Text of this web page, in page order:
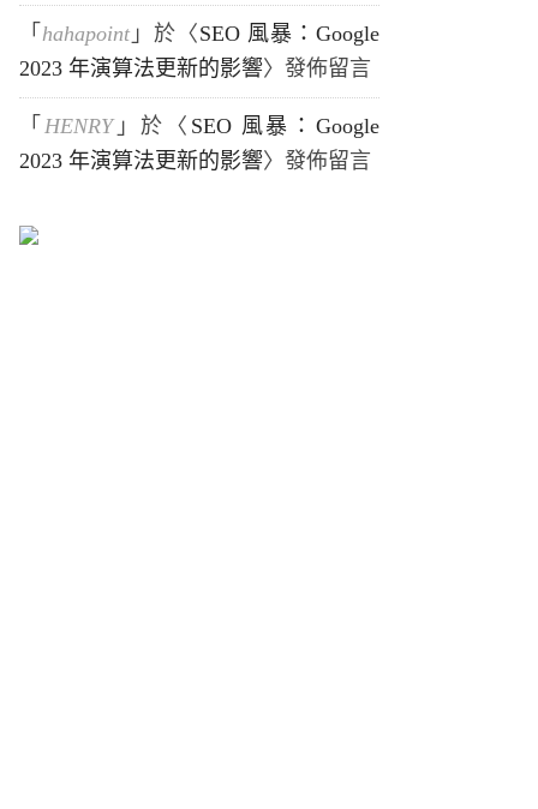
「 hahapoint 」於〈 SEO 風暴：Google
2023 年演算法更新的影響〉發佈留言
「 HENRY」於〈 SEO 風暴：Google
2023 年演算法更新的影響〉發佈留言